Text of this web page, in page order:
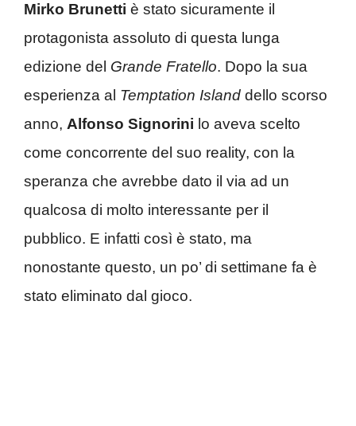
Mirko Brunetti è stato sicuramente il
protagonista assoluto di questa lunga
edizione del Grande Fratello. Dopo la sua
esperienza al Temptation Island dello scorso
anno, Alfonso Signorini lo aveva scelto
come concorrente del suo reality, con la
speranza che avrebbe dato il via ad un
qualcosa di molto interessante per il
pubblico. E infatti così è stato, ma
nonostante questo, un po’ di settimane fa è
stato eliminato dal gioco.